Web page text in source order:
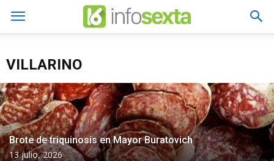
VILLARINO
Brote de triquinosis en Mayor Buratovich
13 julio, 2026